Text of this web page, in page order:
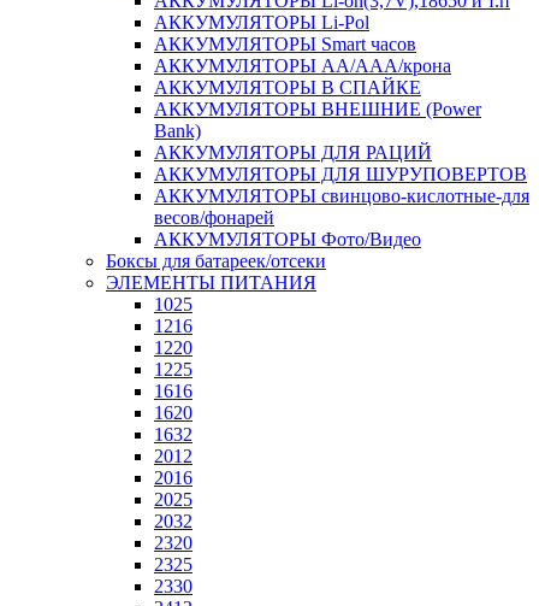
АККУМУЛЯТОРЫ Li-Pol
АККУМУЛЯТОРЫ Smart часов
АККУМУЛЯТОРЫ АА/ААА/крона
АККУМУЛЯТОРЫ В СПАЙКЕ
АККУМУЛЯТОРЫ ВНЕШНИЕ (Power
Bank)
АККУМУЛЯТОРЫ ДЛЯ РАЦИЙ
АККУМУЛЯТОРЫ ДЛЯ ШУРУПОВЕРТОВ
АККУМУЛЯТОРЫ свинцово-кислотные-для
весов/фонарей
АККУМУЛЯТОРЫ Фото/Видео
Боксы для батареек/отсеки
ЭЛЕМЕНТЫ ПИТАНИЯ
1025
1216
1220
1225
1616
1620
1632
2012
2016
2025
2032
2320
2325
2330